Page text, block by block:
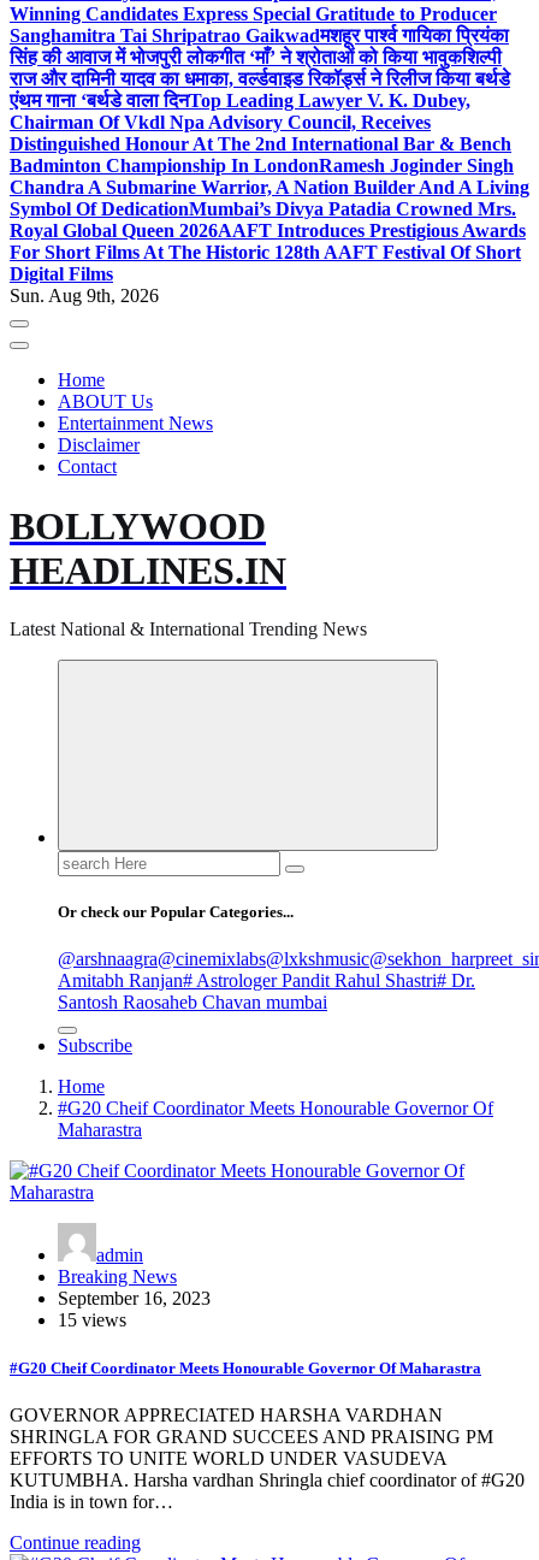
Winning Candidates Express Special Gratitude to Producer
Sanghamitra Tai Shripatrao Gaikwadमशहूर पार्श्व गायिका प्रियंका
सिंह की आवाज में भोजपुरी लोकगीत ‘माँ’ ने श्रोताओं को किया भावुकशिल्पी
राज और दामिनी यादव का धमाका, वर्ल्डवाइड रिकॉर्ड्स ने रिलीज किया बर्थडे
एंथम गाना ‘बर्थडे वाला दिनTop Leading Lawyer V. K. Dubey,
Chairman Of Vkdl Npa Advisory Council, Receives
Distinguished Honour At The 2nd International Bar & Bench
Badminton Championship In LondonRamesh Joginder Singh
Chandra A Submarine Warrior, A Nation Builder And A Living
Symbol Of DedicationMumbai’s Divya Patadia Crowned Mrs.
Royal Global Queen 2026AAFT Introduces Prestigious Awards
For Short Films At The Historic 128th AAFT Festival Of Short
Digital Films
Sun. Aug 9th, 2026
Home
ABOUT Us
Entertainment News
Disclaimer
Contact
BOLLYWOOD
HEADLINES.IN
Latest National & International Trending News
Search
for:
Or check our Popular Categories...
@arshnaagra@cinemixlabs@lxkshmusic
Amitabh Ranjan# Astrologer Pandit Rahul Shastri# Dr.
Santosh Raosaheb Chavan mumbai
Subscribe
Home
#G20 Cheif Coordinator Meets Honourable Governor Of
Maharastra
admin
Breaking News
September 16, 2023
15 views
#G20 Cheif Coordinator Meets Honourable Governor Of Maharastra
GOVERNOR APPRECIATED HARSHA VARDHAN
SHRINGLA FOR GRAND SUCCEES AND PRAISING PM
EFFORTS TO UNITE WORLD UNDER VASUDEVA
KUTUMBHA. Harsha vardhan Shringla chief coordinator of #G20
India is in town for…
Continue reading